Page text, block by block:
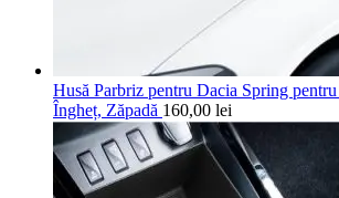
Husă Parbriz pentru Dacia Spring
Îngheț, Zăpadă 160,00 lei